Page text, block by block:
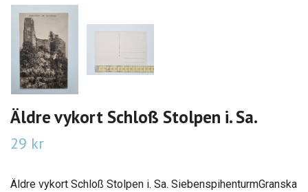
Äldre vykort Schloß Stolpen i. Sa.
29 kr
Äldre vykort Schloß Stolpen i. Sa. SiebenspihenturmGranska